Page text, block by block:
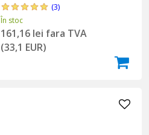
(3)
În stoc
161,16 lei fara TVA
(33,1 EUR)